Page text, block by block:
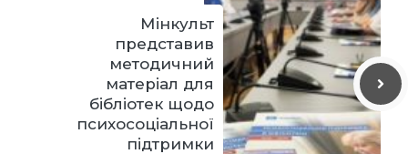
Мінкульт
представив
методичний
матеріал для
бібліотек щодо
психосоціальної
підтримки